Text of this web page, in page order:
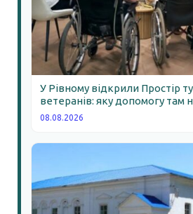
У Рівному відкрили Простір
ветеранів: яку допомогу там
08.08.2026